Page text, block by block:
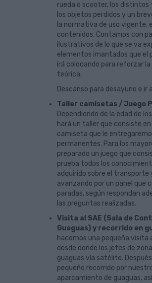
rueda o scooter, los distintos
los objetos perdidos y un
la normativa de uso vigente,
contenidos. Contamos con
ilustrativos de lo que se va
elementos imantados que el
irá colocando para reforzar
teórica.
Descanso para desayuno e ir
Taller camisetas / Juego
Dependiendo de la edad de
hará un taller que consiste
camiseta que le
permanentes. Para los
preparado un juego que
prueba todos los
adquirido sobre el transporte
avanzando por un panel que
paradas, según respondan
las preguntas realizadas.
Visita al SAE (Sala de
Guaguas) y recorrido en
hacemos una pequeña visita
desde donde los jefes de
guaguas vía satélite.
pequeño recorrido por
aparcamiento de guaguas,